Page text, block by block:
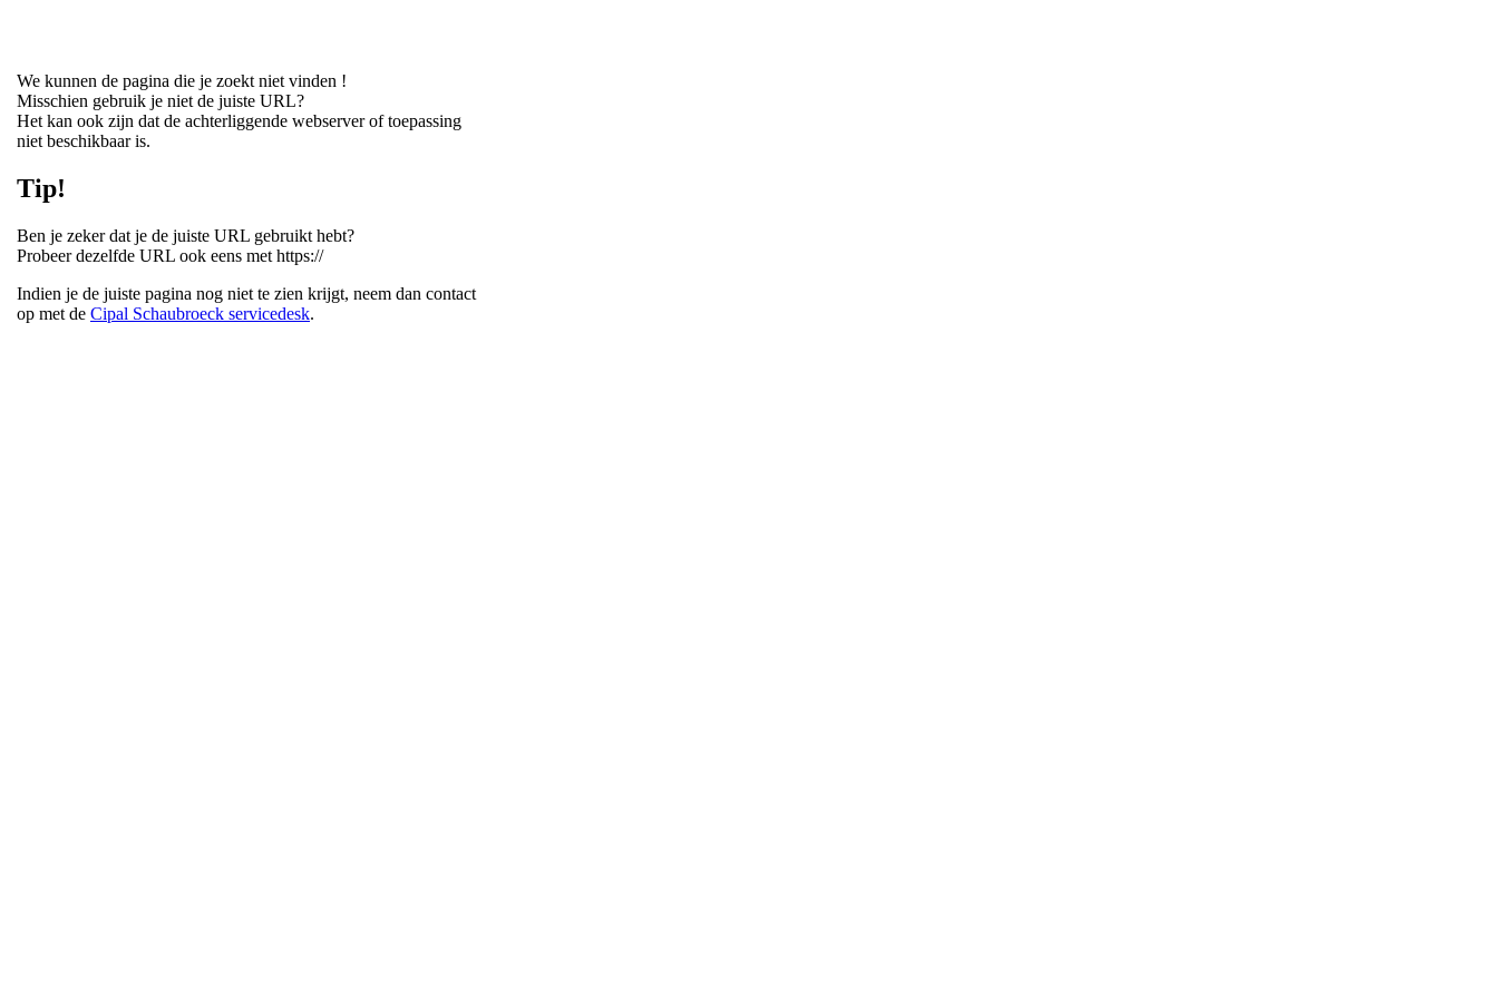
We kunnen de pagina die je zoekt niet vinden !
Misschien gebruik je niet de juiste URL?
Het kan ook zijn dat de achterliggende webserver of toepassing
niet beschikbaar is.
Tip!
Ben je zeker dat je de juiste URL gebruikt hebt?
Probeer dezelfde URL ook eens met https://
Indien je de juiste pagina nog niet te zien krijgt, neem dan contact
op met de Cipal Schaubroeck servicedesk.